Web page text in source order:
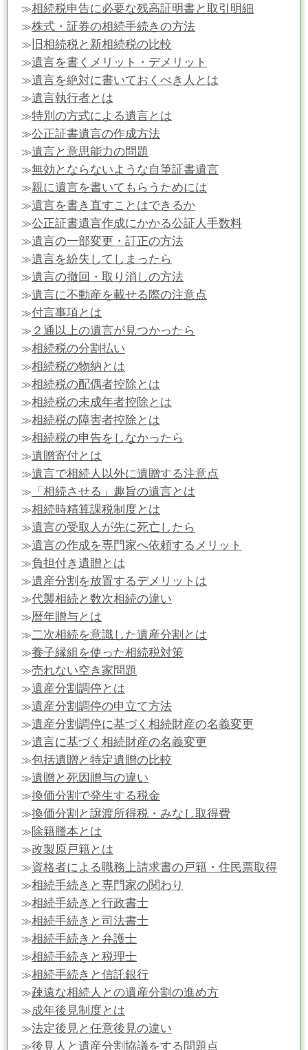
≫相続税申告に必要な残高証明書と取引明細
≫株式・証券の相続手続きの方法
≫ 旧相続税と新相続税の比較
≫遺言を書くメリット・デメリット
≫遺言を絶対に書いておくべき人とは
≫遺言執行者とは
≫特別の方式による遺言とは
≫公正証書遺言の作成方法
≫遺言と意思能力の問題
≫無効とならないような自筆証書遺言
≫親に遺言を書いてもらうためには
≫遺言を書き直すことはできるか
≫公正証書遺言作成にかかる公証人手数料
≫遺言の一部変更・訂正の方法
≫遺言を紛失してしまったら
≫遺言の撤回・取り消しの方法
≫遺言に不動産を載せる際の注意点
≫付言事項とは
≫ ２通以上の遺言が見つかったら
≫相続税の分割払い
≫相続税の物納とは
≫相続税の配偶者控除とは
≫相続税の未成年者控除とは
≫相続税の障害者控除とは
≫相続税の申告をしなかったら
≫遺贈寄付とは
≫遺言で相続人以外に遺贈する注意点
≫ 「相続させる」趣旨の遺言とは
≫相続時精算課税制度とは
≫遺言の受取人が先に死亡したら
≫遺言の作成を専門家へ依頼するメリット
≫負担付き遺贈とは
≫遺産分割を放置するデメリットは
≫代襲相続と数次相続の違い
≫暦年贈与とは
≫二次相続を意識した遺産分割とは
≫養子縁組を使った相続税対策
≫売れない空き家問題
≫遺産分割調停とは
≫遺産分割調停の申立て方法
≫遺産分割調停に基づく相続財産の名義変更
≫遺言に基づく相続財産の名義変更
≫包括遺贈と特定遺贈の比較
≫遺贈と死因贈与の違い
≫換価分割で発生する税金
≫換価分割と譲渡所得税・みなし取得費
≫除籍謄本とは
≫改製原戸籍とは
≫資格者による職務上請求書の戸籍・住民票取得
≫相続手続きと専門家の関わり
≫相続手続きと行政書士
≫相続手続きと司法書士
≫相続手続きと弁護士
≫相続手続きと税理士
≫相続手続きと信託銀行
≫疎遠な相続人との遺産分割の進め方
≫成年後見制度とは
≫法定後見と任意後見の違い
≫後見人と遺産分割協議をする問題点